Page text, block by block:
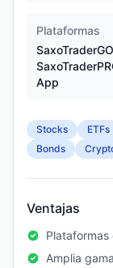
Plataformas
App
Stocks ETFs
Bonds
Ventajas
Amplia